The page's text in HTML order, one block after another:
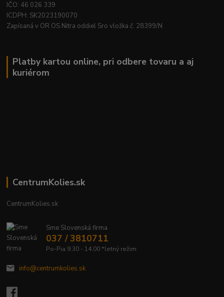
IČO: 46 026 339
ICDPH: SK2023190070
Zapísaná v OR OS Nitra oddiel Sro vložka č. 28399/N
Platby kartou online, pri odbere tovaru a aj
kuriérom
CentrumKolies.sk
CentrumKolies.sk
Sme Slovenská firma
037 / 3810711
Po-Pia 9.30 - 14.00 *letný režim
info@centrumkolies.sk